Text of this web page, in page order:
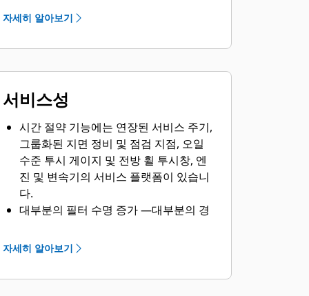
규제가 덜한 작업에 사용할 수 있습니다.
주입하지 않아 연비가 뛰어납니다 — 감
자세히 알아보기
서비스성
시간 절약 기능에는 연장된 서비스 주기,
그룹화된 지면 정비 및 점검 지점, 오일
수준 투시 게이지 및 전방 휠 투시창, 엔
진 및 변속기의 서비스 플랫폼이 있습니
다.
대부분의 필터 수명 증가 —대부분의 경
고 교체 주기를 4개월로 연장합니다.
에서 공기 계통 정비를 제거하고 가동 시
자세히 알아보기